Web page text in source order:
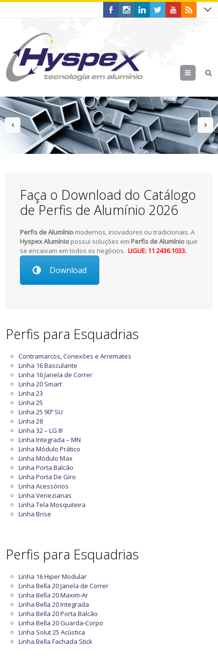
Menu
prev
Faça o Download do Catálogo
de Perfis de Alumínio 2026
Perfis de Alumínio modernos, inovadores ou tradicionais. A
Hyspex Alumínio possui soluções em Perfis de Alumínio que
se encaixam em todos os negócios.LIGUE: 11 2436.1033.
Download
Perfis para Esquadrias
Contramarcos, Conexões e Arremates
Linha 16 Basculante
Linha 16 Janela de Correr
Linha 20 Smart
Linha 23
Linha 25
Linha 25 90º SU
Linha 28
Linha 32 – LG III
Linha Integrada – MN
Linha Módulo Prático
Linha Módulo Max
Linha Porta Balcão
Linha Porta De Giro
Linha Acessórios
Linha Venezianas
Linha Tela Mosquiteira
Linha Brise
Perfis para Esquadrias
Linha 16 Hiper Modular
Linha Bella 20 Janela de Correr
Linha Bella 20 Maxim-Ar
Linha Bella 20 Integrada
Linha Bella 20 Porta Balcão
Linha Bella 20 Guarda-Corpo
Linha Solut 25 Acústica
Linha Bella Fachada Stick